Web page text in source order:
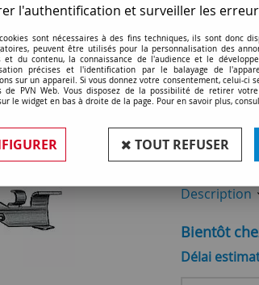
Embase
Soyez le
30,90
Réf. :
Description
Bientôt
Délai
l'authentification et surveiller les
sont nécessaires à des fins techniques, ils sont donc
peuvent être utilisés pour la personnalisation des
et du contenu, la connaissance de l'audience et le
précises et l'identification par le balayage de
sur un appareil. Si vous donnez votre consentement, celui-ci
de PVN Web. Vous disposez de la possibilité de retirer
le widget en bas à droite de la page. Pour en savoir plus,
TOUT REFUSER